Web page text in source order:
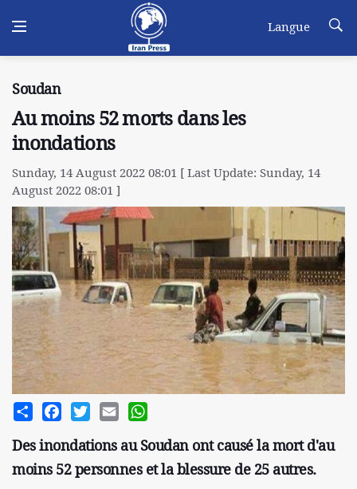
Langue
Soudan
Au moins 52 morts dans les
inondations
Sunday, 14 August 2022 08:01 [ Last Update: Sunday, 14
August 2022 08:01 ]
Share FacebookTwitterEmail
Des inondations au Soudan ont causé la mort d'au
moins 52 personnes et la blessure de 25 autres.